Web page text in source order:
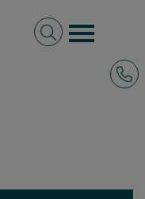
Burger
Volltextsuche